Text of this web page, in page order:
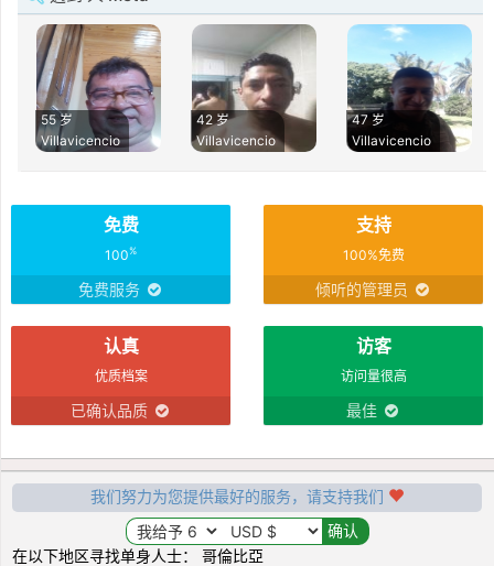
55 岁
Villavicencio
42 岁
Villavicencio
47 岁
Villavicencio
免费
100%
免费服务
支持
100%免费
倾听的管理员
认真
优质档案
已确认品质
访客
访问量很高
最佳
我们努力为您提供最好的服务，请支持我们
在以下地区寻找单身人士： 哥倫比亞